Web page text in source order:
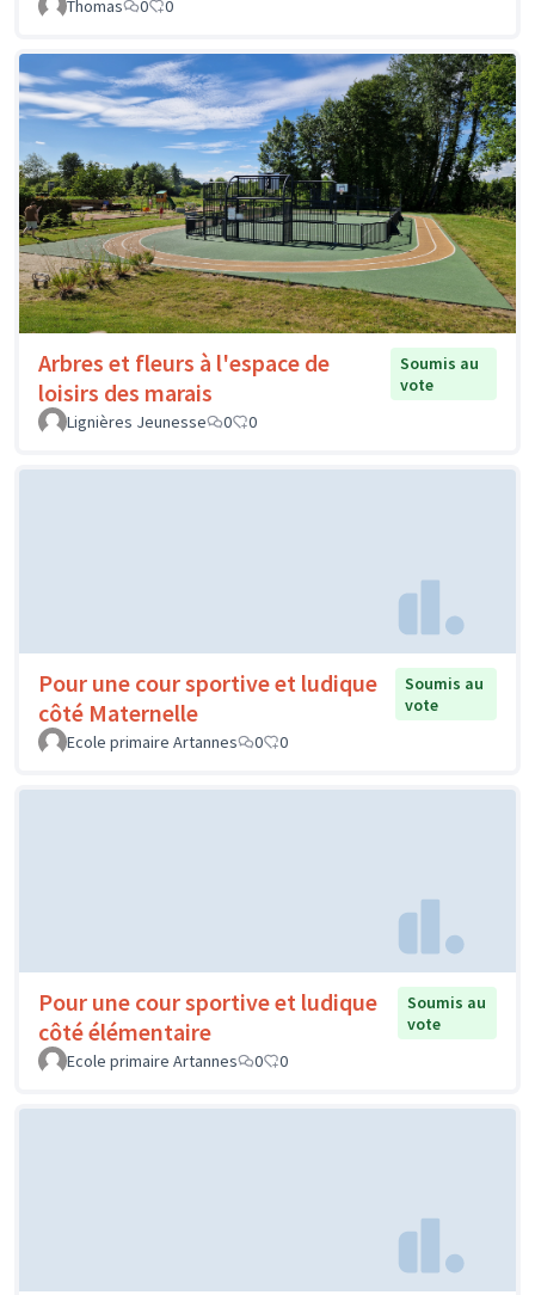
Thomas 0 0
Arbres et fleurs à l'espace de
loisirs des marais
Soumis au
vote
Lignières Jeunesse
0 0
Pour une cour sportive et ludique
côté Maternelle
Soumis au
vote
Ecole primaire Artannes
0 0
Pour une cour sportive et ludique
côté élémentaire
Soumis au
vote
Ecole primaire Artannes
0 0